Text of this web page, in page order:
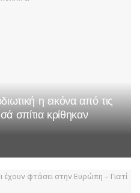
η εικόνα από τις
σπίτια κρίθηκαν